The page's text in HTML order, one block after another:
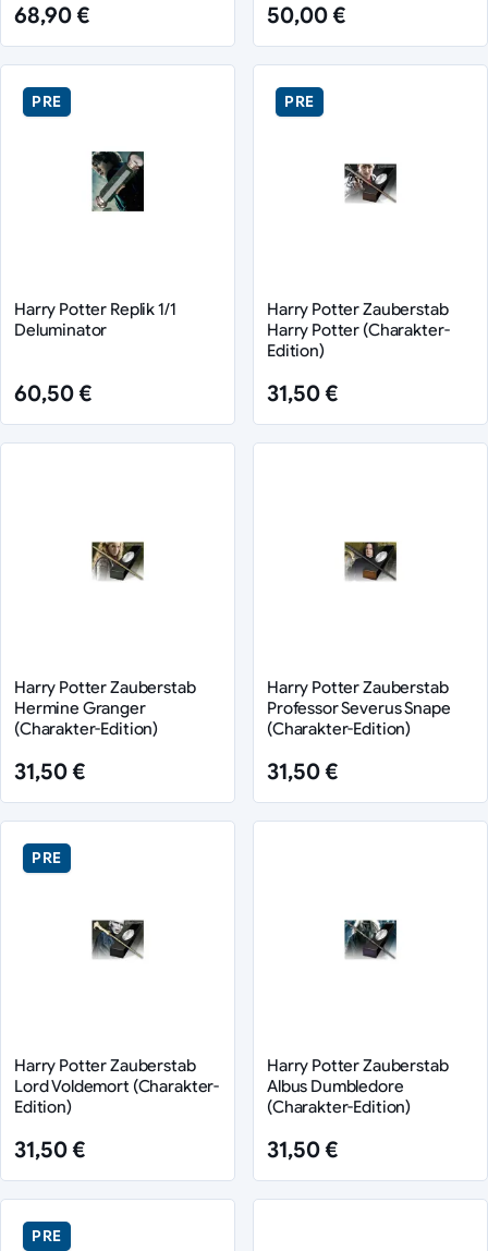
68,90 € 50,00 €
PRE
Harry Potter Replik 1/1
Deluminator
60,50 €
PRE
Harry Potter Zauberstab
Harry Potter (Charakter-
Edition)
31,50 €
Harry Potter Zauberstab
Hermine Granger
(Charakter-Edition)
31,50 €
Harry Potter Zauberstab
Professor Severus Snape
(Charakter-Edition)
31,50 €
PRE
Harry Potter Zauberstab
Lord Voldemort (Charakter-
Edition)
31,50 €
Harry Potter Zauberstab
Albus Dumbledore
(Charakter-Edition)
31,50 €
PRE